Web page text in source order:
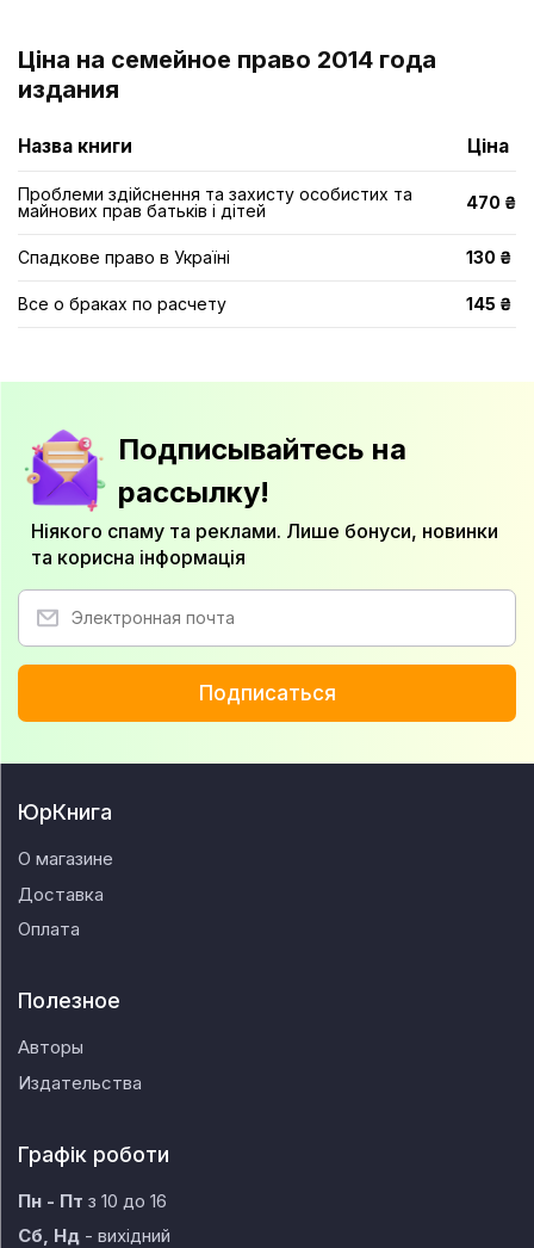
Ціна на семейное право 2014 года
издания
Назва книги Ціна
Проблеми здійснення та захисту особистих та
майнових прав батьків і дітей
470 ₴
Спадкове право в Україні 130 ₴
Все о браках по расчету 145 ₴
Подписывайтесь на
рассылку!
Ніякого спаму та реклами. Лише бонуси, новинки
та корисна інформація
Подписаться
ЮрКнига
О магазине
Доставка
Оплата
Полезное
Авторы
Издательства
Графік роботи
Пн - Пт з 10 до 16
Сб, Нд - вихідний